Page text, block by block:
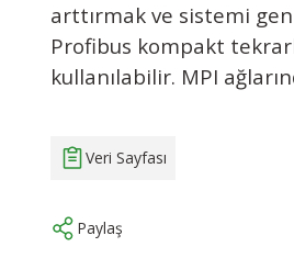
arttırmak ve sistemi
Profibus kompakt
kullanılabilir. MPI
Veri Sayfası
Paylaş